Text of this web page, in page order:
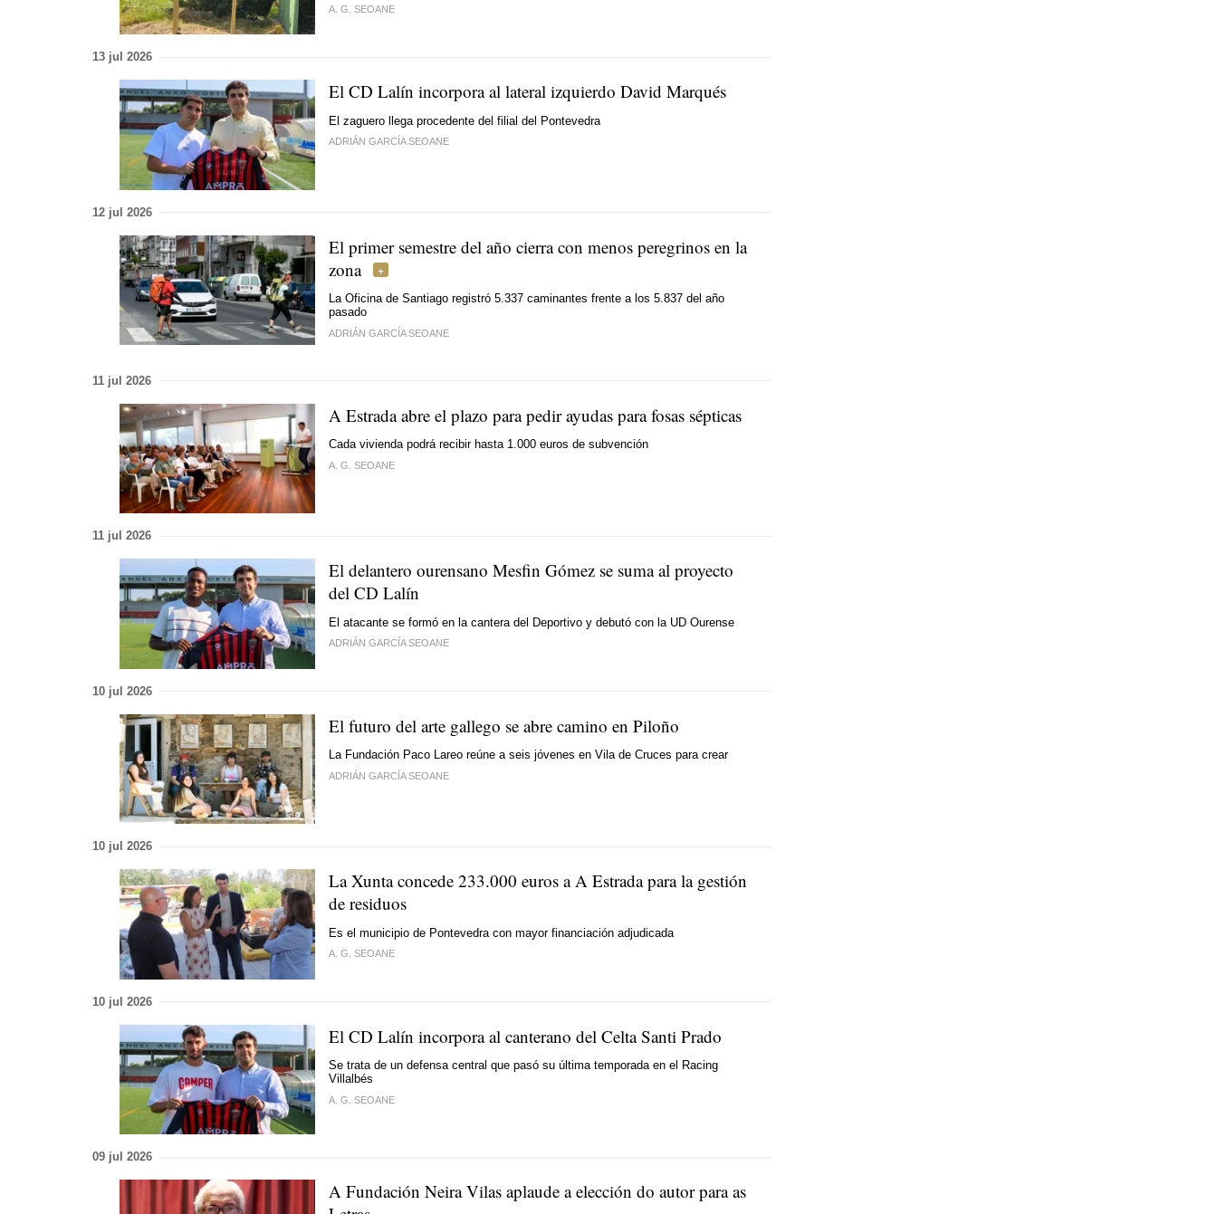
A. G. SEOANE
13 jul 2026
El CD Lalín incorpora al lateral izquierdo David Marqués
El zaguero llega procedente del filial del Pontevedra
ADRIÁN GARCÍA SEOANE
12 jul 2026
El primer semestre del año cierra con menos peregrinos en la
zona
La Oficina de Santiago registró 5.337 caminantes frente a los 5.837 del año
pasado
ADRIÁN GARCÍA SEOANE
11 jul 2026
A Estrada abre el plazo para pedir ayudas para fosas sépticas
Cada vivienda podrá recibir hasta 1.000 euros de subvención
A. G. SEOANE
11 jul 2026
El delantero ourensano Mesfin Gómez se suma al proyecto
del CD Lalín
El atacante se formó en la cantera del Deportivo y debutó con la UD Ourense
ADRIÁN GARCÍA SEOANE
10 jul 2026
El futuro del arte gallego se abre camino en Piloño
La Fundación Paco Lareo reúne a seis jóvenes en Vila de Cruces para crear
ADRIÁN GARCÍA SEOANE
10 jul 2026
La Xunta concede 233.000 euros a A Estrada para la gestión
de residuos
Es el municipio de Pontevedra con mayor financiación adjudicada
A. G. SEOANE
10 jul 2026
El CD Lalín incorpora al canterano del Celta Santi Prado
Se trata de un defensa central que pasó su última temporada en el Racing
Villalbés
A. G. SEOANE
09 jul 2026
A Fundación Neira Vilas aplaude a elección do autor para as